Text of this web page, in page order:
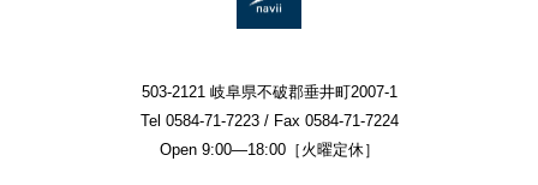
503-2121 岐阜県不破郡垂井町2007-1
Tel 0584-71-7223 / Fax 0584-71-7224
Open 9:00—18:00［火曜定休］